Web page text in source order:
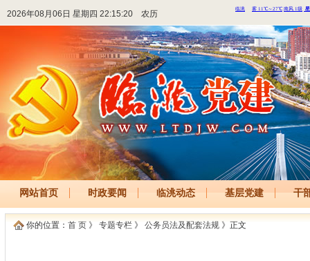
2026年08月06日 星期四 22:15:20 农历
网站首页 时政要闻 临洮动态 基层党建 干
你的位置： 首 页 》 专题专栏 》 公务员法及配套法规 》正文